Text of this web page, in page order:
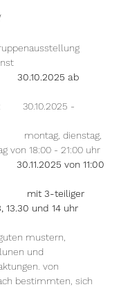
ab
30.10.2025 -
montag, dienstag,
von 18:00 - 21:00 uhr
30.11.2025 von 11:00
13.30 und 14 uhr
mustern,
und
von
bestimmten, sich